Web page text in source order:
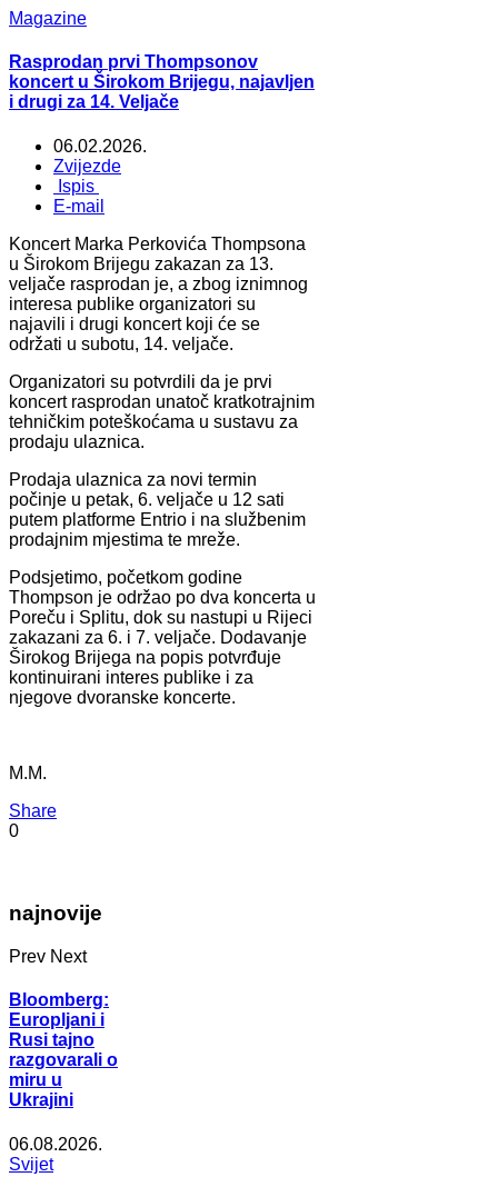
Magazine
Rasprodan prvi Thompsonov
koncert u Širokom Brijegu, najavljen
i drugi za 14. Veljače
06.02.2026.
Zvijezde
Ispis
E-mail
Koncert Marka Perkovića Thompsona
u Širokom Brijegu zakazan za 13.
veljače rasprodan je, a zbog iznimnog
interesa publike organizatori su
najavili i drugi koncert koji će se
održati u subotu, 14. veljače.
Organizatori su potvrdili da je prvi
koncert rasprodan unatoč kratkotrajnim
tehničkim poteškoćama u sustavu za
prodaju ulaznica.
Prodaja ulaznica za novi termin
počinje u petak, 6. veljače u 12 sati
putem platforme Entrio i na službenim
prodajnim mjestima te mreže.
Podsjetimo, početkom godine
Thompson je održao po dva koncerta u
Poreču i Splitu, dok su nastupi u Rijeci
zakazani za 6. i 7. veljače. Dodavanje
Širokog Brijega na popis potvrđuje
kontinuirani interes publike i za
njegove dvoranske koncerte.
M.M.
Share
0
najnovije
Prev Next
Bloomberg:
Europljani i
Rusi tajno
razgovarali o
miru u
Ukrajini
06.08.2026.
Svijet